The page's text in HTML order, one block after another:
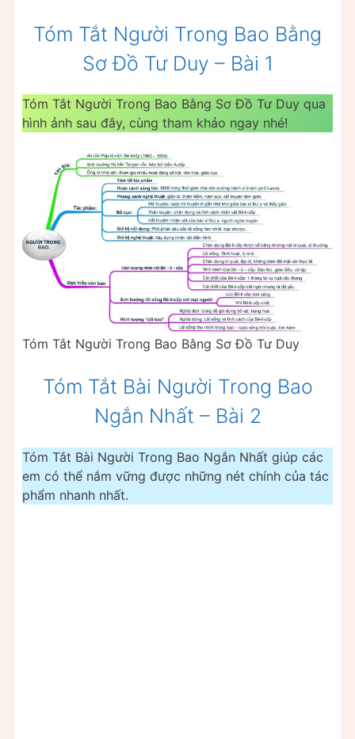
Tóm Tắt Người Trong Bao Bằng
Sơ Đồ Tư Duy – Bài 1
Tóm Tắt Người Trong Bao Bằng Sơ Đồ Tư Duy qua
hình ảnh sau đây, cùng tham khảo ngay nhé!
Tóm Tắt Người Trong Bao Bằng Sơ Đồ Tư Duy
Tóm Tắt Bài Người Trong Bao
Ngắn Nhất – Bài 2
Tóm Tắt Bài Người Trong Bao Ngắn Nhất giúp các
em có thể nắm vững được những nét chính của tác
phẩm nhanh nhất.